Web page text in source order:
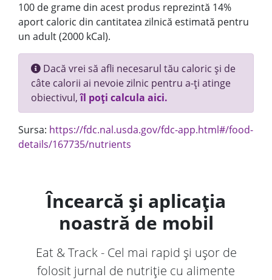
100 de grame din acest produs reprezintă 14%
aport caloric din cantitatea zilnică estimată pentru
un adult (2000 kCal).
Dacă vrei să afli necesarul tău caloric și de
câte calorii ai nevoie zilnic pentru a-ți atinge
obiectivul,îl poți calcula aici.
Sursa: https://fdc.nal.usda.gov/fdc-app.html#/food-
details/167735/nutrients
Încearcă și aplicația
noastră de mobil
Eat & Track - Cel mai rapid și ușor de
folosit jurnal de nutriție cu alimente